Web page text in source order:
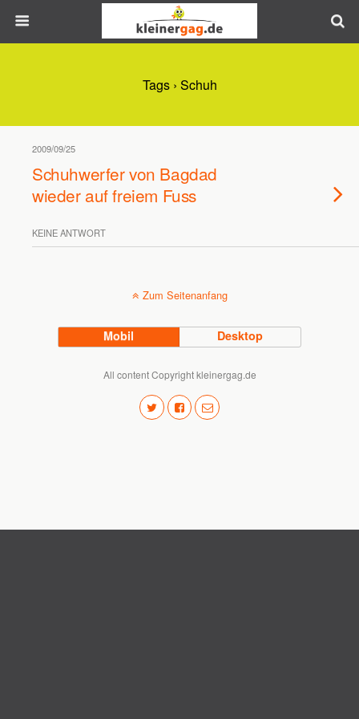
Tags › Schuh
2009/09/25
Schuhwerfer von Bagdad
wieder auf freiem Fuss
KEINE ANTWORT
Zum Seitenanfang
Mobil Desktop
All content Copyright kleinergag.de